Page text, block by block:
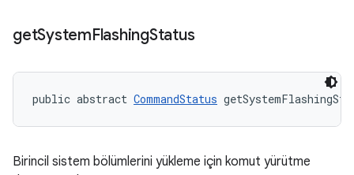
getSystemFlashingStatus
public abstract CommandStatus
Birincil sistem bölümlerini yükleme için komut yürütme